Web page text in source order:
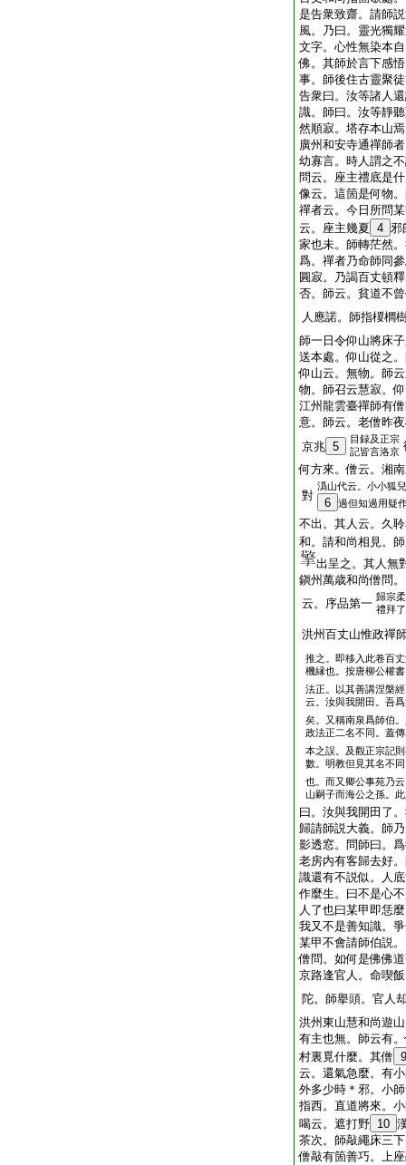
是告衆致齋。請師
風。乃曰。靈光獨
文字。心性無染本
佛。其師於言下感
事。師後住古靈聚
告衆曰。汝等諸人
識。師曰。汝等靜
然順寂。塔存本山焉
廣州和安寺通禪師
幼寡言。時人謂之
問云。座主禮底是
像云。這箇是何物
禪者云。今日所問
云。座主幾夏 4 邪
家也未。師轉茫然
爲。禪者乃命師同
圓寂。乃謁百丈頓
否。師云。貧道不
人應諾。師指椶櫚
師一日令仰山將床
送本處。仰山從之
仰山云。無物。師
物。師召云慧寂。
江州龍雲臺禪師有
意。師云。老僧昨
京兆 5
目録及正宗
記皆言洛京
何方來。僧云。湘
對
潙山代云。小小狐
6 過但知過用疑
不出。其人云。久
和。請和尚相見。
出呈之。其人無
鎭州萬歳和尚僧問
云。序品第一 歸宗
禮拜
洪州百丈山惟政禪
推之。即移入此卷百
機縁也。按唐柳公權
法正。以其善講涅槃
云。汝與我開田。吾
矣。又稱南泉爲師伯
政法正二名不同。蓋
本之誤。及觀正宗記
數。明教但見其名不
也。而又卿公事苑乃
山嗣子而海公之孫。
曰。汝與我開田了
歸請師説大義。師
影透窓。問師曰。
老房内有客歸去好
識還有不説似。人
作麼生。曰不是心
人了也曰某甲即恁
我又不是善知識。
某甲不會請師伯説
僧問。如何是佛佛
京路逢官人。命喫
陀。師擧頭。官人
洪州東山慧和尚遊
有主也無。師云有
村裏覓什麼。其僧 9
云。還氣急麼。有
外多少時＊邪。小
指西。直道將來。
喝云。遮打野 10
茶次。師敲繩床三
僧敲有箇善巧。上